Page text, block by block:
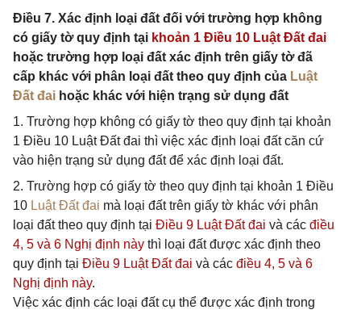
Điều 7. Xác định loại đất đối với trường hợp không
có giấy tờ quy định tại khoản 1 Điều 10 Luật Đất đai
hoặc trường hợp loại đất xác định trên giấy tờ đã
cấp khác với phân loại đất theo quy định của Luật
Đất đai hoặc khác với hiện trạng sử dụng đất
1. Trường hợp không có giấy tờ theo quy định tại khoản
1 Điều 10 Luật Đất đai thì việc xác định loại đất căn cứ
vào hiện trạng sử dụng đất để xác định loại đất.
2. Trường hợp có giấy tờ theo quy định tại khoản 1 Điều
10 Luật Đất đai mà loại đất trên giấy tờ khác với phân
loại đất theo quy định tại Điều 9 Luật Đất đai và các điều
4, 5 và 6 Nghị định này thì loại đất được xác định theo
quy định tại Điều 9 Luật Đất đai và các điều 4, 5 và 6
Nghị định này.
Việc xác định các loại đất cụ thể được xác định trong